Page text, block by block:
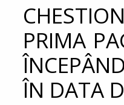
PRIMA
ÎN DATA